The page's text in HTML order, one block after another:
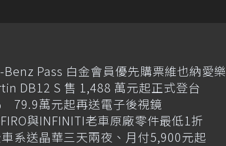
Pass 白金會員優先購票維也納愛樂
DB12 S 售 1,488 萬元起正式登台
79.9萬元起再送電子後視鏡
與INFINITI老車原廠零件最低1折
系送晶華三天兩夜、月付5,900元起